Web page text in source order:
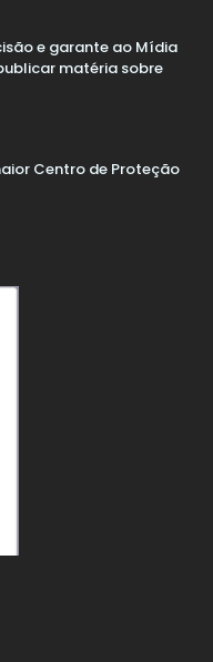
e garante ao Mídia
matéria sobre
Centro de Proteção